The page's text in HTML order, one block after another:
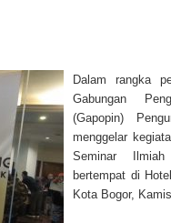
Dalam rangka
Gabungan
(Gapopin)
menggelar
Seminar
bertempat di
Kota Bogor,